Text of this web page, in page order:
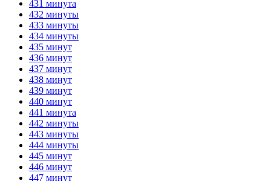
431 минута
432 минуты
433 минуты
434 минуты
435 минут
436 минут
437 минут
438 минут
439 минут
440 минут
441 минута
442 минуты
443 минуты
444 минуты
445 минут
446 минут
447 минут